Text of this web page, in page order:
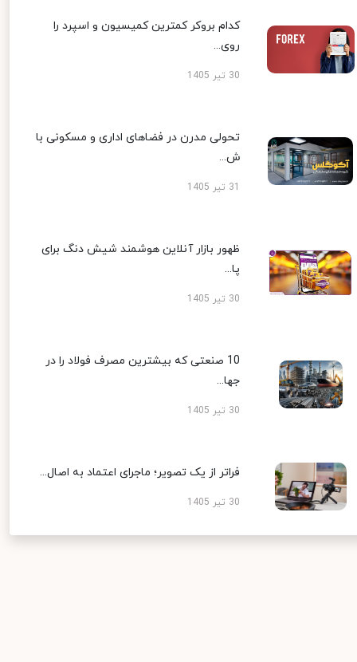
کدام بروکر کمترین کمیسیون و اسپرد را
روی...
30 تیر 1405
تحولی مدرن در فضاهای اداری و مسکونی با
ش...
ظهور بازار آنلاین هوشمند شیش دنگ برای
پا...
30 تیر 1405
10 صنعتی که بیشترین مصرف فولاد را در
جها...
30 تیر 1405
فراتر از یک تصویر؛ ماجرای اعتماد به اصال...
30 تیر 1405